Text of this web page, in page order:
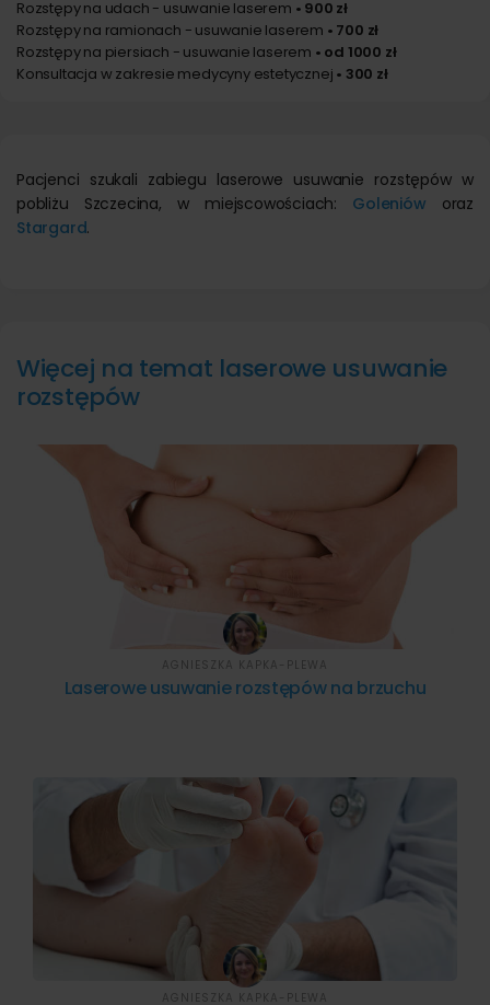
Rozstępy na udach - usuwanie laserem • 900 zł
Rozstępy na ramionach - usuwanie laserem • 700 zł
Rozstępy na piersiach - usuwanie laserem • od 1000 zł
Konsultacja w zakresie medycyny estetycznej • 300 zł
Pacjenci szukali zabiegu laserowe usuwanie rozstępów w
pobliżu Szczecina, w miejscowościach: Goleniów oraz
Stargard.
Więcej na temat laserowe usuwanie
rozstępów
Laserowe usuwanie rozstępów na brzuchu
AGNIESZKA KAPKA-PLEWA
AGNIESZKA KAPKA-PLEWA